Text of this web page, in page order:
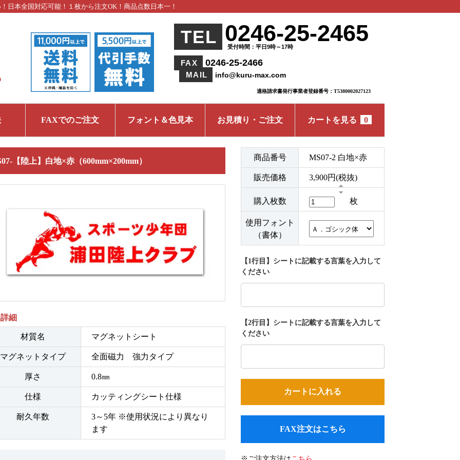
日本全国対応可能！１枚から注文OK！商品点数日本一！
TEL 0246-25-2465
受付時間：平日9時～17時
FAX 0246-25-2466
MAIL info@kuru-max.com
適格請求書発行事業者登録番号：T5380002027123
FAXでのご注文 フォント＆色見本 お見積り・ご注文 カートを見る 0
【陸上】白地×赤（600mm×200mm）
細
材質名 マグネットシート
マグネットタイプ 全面磁力 強力タイプ
厚さ 0.8㎜
仕様 カッティングシート仕様
耐久年数
3～5年 ※使用状況により異なり
ます
商品番号 MS07-2 白地×赤
販売価格 3,900円(税抜)
購入枚数 枚
使用フォント
（書体）
【1行目】シートに記載する言葉を入力して
ください
【2行目】シートに記載する言葉を入力して
ください
FAX注文はこちら